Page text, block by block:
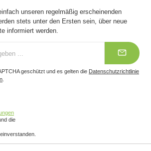
unseren regelmäßig erscheinenden
stets unter den Ersten sein, über neue
informiert werden.
geschützt und es gelten die Datenschutzrichtlinie
.
die